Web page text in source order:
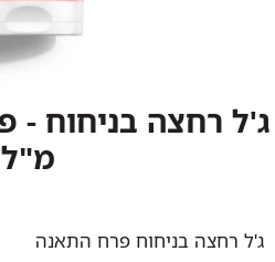
מ"ל
ג'ל רחצה בניחוח פרח התאנה